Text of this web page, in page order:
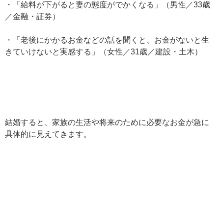
・「給料が下がると妻の態度がでかくなる」（男性／33歳
／金融・証券）
・「老後にかかるお金などの話を聞くと、お金がないと生
きていけないと実感する」（女性／31歳／建設・土木）
結婚すると、家族の生活や将来のために必要なお金が急に
具体的に見えてきます。